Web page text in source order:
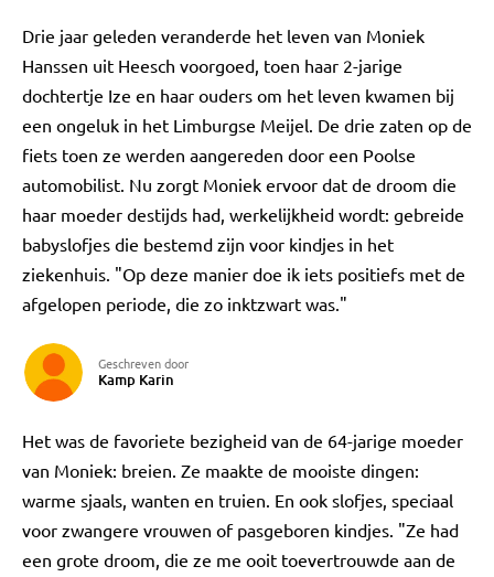
Drie jaar geleden veranderde het leven van Moniek
Hanssen uit Heesch voorgoed, toen haar 2-jarige
dochtertje Ize en haar ouders om het leven kwamen bij
een ongeluk in het Limburgse Meijel. De drie zaten op de
fiets toen ze werden aangereden door een Poolse
automobilist. Nu zorgt Moniek ervoor dat de droom die
haar moeder destijds had, werkelijkheid wordt: gebreide
babyslofjes die bestemd zijn voor kindjes in het
ziekenhuis. "Op deze manier doe ik iets positiefs met de
afgelopen periode, die zo inktzwart was."
Geschreven door
Kamp Karin
Het was de favoriete bezigheid van de 64-jarige moeder
van Moniek: breien. Ze maakte de mooiste dingen:
warme sjaals, wanten en truien. En ook slofjes, speciaal
voor zwangere vrouwen of pasgeboren kindjes. "Ze had
een grote droom, die ze me ooit toevertrouwde aan de